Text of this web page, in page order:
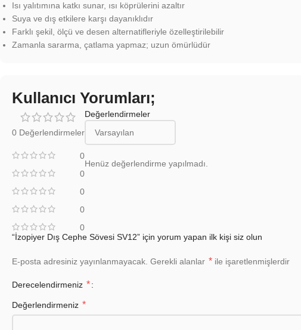
Isı yalıtımına katkı sunar, ısı köprülerini azaltır
Suya ve dış etkilere karşı dayanıklıdır
Farklı şekil, ölçü ve desen alternatifleriyle özelleştirilebilir
Zamanla sararma, çatlama yapmaz; uzun ömürlüdür
Kullanıcı Yorumları;
0 Değerlendirmeler
0
0
0
0
0
Değerlendirmeler
Henüz değerlendirme yapılmadı.
“İzopiyer Dış Cephe Sövesi SV12” için yorum yapan ilk kişi siz olun
E-posta adresiniz yayınlanmayacak. Gerekli alanlar * ile işaretlenmişlerdir
Derecelendirmeniz *
Değerlendirmeniz *